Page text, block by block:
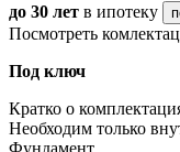
до 30 лет в ипотеку
Посмотреть
Под ключ
Кратко о
Необходим только
Фундамент